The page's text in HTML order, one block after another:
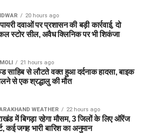
20 hours ago
दवाओं पर प्रशासन की बड़ी कार्रवाई, दो
स्टोर सील, अवैध क्लिनिक पर भी शिकंजा
21 hours ago
साहिब से लौटते वक्त हुआ दर्दनाक हादसा, बाइक
से एक श्रद्धालु की मौत
WEATHER 22 hours ago
में बिगड़ा रहेगा मौसम, 3 जिलों के लिए ऑरेंज
कई जगह भारी बारिश का अनुमान